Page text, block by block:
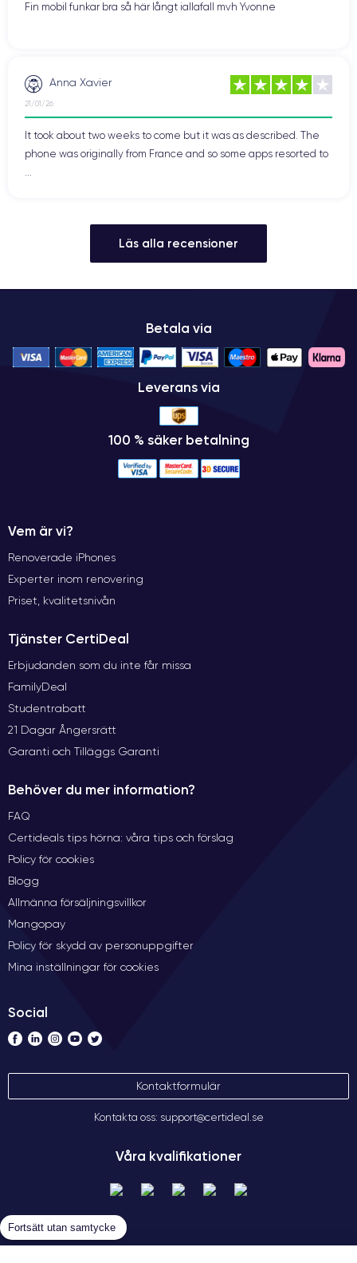
Fin mobil funkar bra så här långt iallafall mvh Yvonne
Anna Xavier
21/01/26
It took about two weeks to come but it was as described. The
phone was originally from France and so some apps resorted to
Läs alla recensioner
Betala via
Leverans via
100 % säker betalning
Vem är vi?
Renoverade iPhones
Experter inom renovering
Priset, kvalitetsnivån
Tjänster CertiDeal
Erbjudanden som du inte får missa
FamilyDeal
Studentrabatt
21 Dagar Ångersrätt
Garanti och Tilläggs Garanti
Behöver du mer information?
FAQ
Certideals tips hörna: våra tips och förslag
Policy för cookies
Blogg
Allmänna försäljningsvillkor
Mangopay
Policy för skydd av personuppgifter
Mina inställningar för cookies
Social
Kontaktformulär
Kontakta oss: support@certideal.se
Våra kvalifikationer
Fortsätt utan samtycke